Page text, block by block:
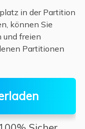
in der Partition
können Sie
und freien
Partitionen